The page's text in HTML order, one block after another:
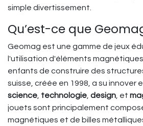
simple divertissement.
Qu’est-ce que
Geomag est une gamme de jeux
l'utilisation d'éléments
enfants de construire des
suisse, créée en 1998, a su innover
science technologie design , et
jouets sont principalement
magnétiques et de billes